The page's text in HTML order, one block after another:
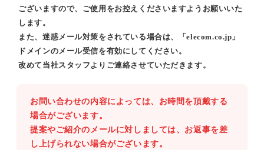
ございますので、ご使用をお控えくださいますようお願いいた
します。
また、迷惑メール対策をされている場合は、「elecom.co.jp」
ドメインのメール受信を有効にしてください。
改めて当社スタッフよりご連絡させていただきます。
お問い合わせの内容によっては、お時間を頂戴する
場合がございます。
提案やご紹介のメールに対しましては、お返事を差
し上げられない場合がございます。